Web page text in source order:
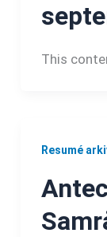
This
Resumé